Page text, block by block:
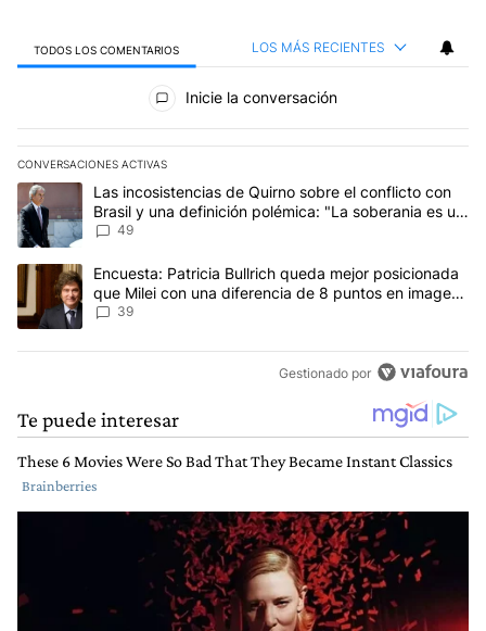
TODOS LOS COMENTARIOS LOS MÁS RECIENTES
Todos los comentarios
Inicie la conversación
CONVERSACIONES ACTIVAS
Este listado muestra los artículos con más comentarios en los
Un artículo de tendencia con el título "Las incosistencias de
Las incosistencias de Quirno sobre el conflicto con
Brasil y una definición polémica: "La soberania es un
concepto antiguo"
49
Un artículo de tendencia con el título "Encuesta: Patricia
Encuesta: Patricia Bullrich queda mejor posicionada
que Milei con una diferencia de 8 puntos en imagen
negativa
39
Gestionado por